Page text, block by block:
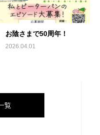
お陰さまで50周年！
2026.04.01
覧